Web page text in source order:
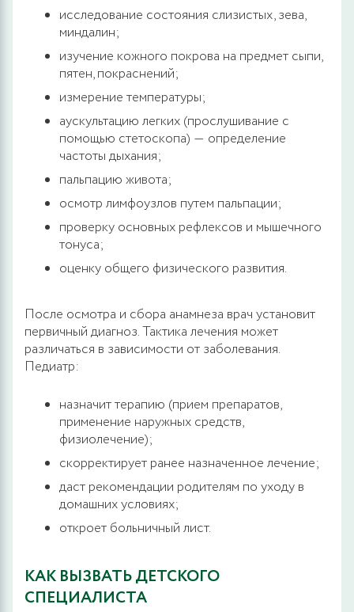
исследование состояния слизистых, зева,
миндалин;
изучение кожного покрова на предмет сыпи,
пятен, покраснений;
измерение температуры;
аускультацию легких (прослушивание с
помощью стетоскопа) ― определение
частоты дыхания;
пальпацию живота;
осмотр лимфоузлов путем пальпации;
проверку основных рефлексов и мышечного
тонуса;
оценку общего физического развития.
После осмотра и сбора анамнеза врач установит
первичный диагноз. Тактика лечения может
различаться в зависимости от заболевания.
Педиатр:
назначит терапию (прием препаратов,
применение наружных средств,
физиолечение);
скорректирует ранее назначенное лечение;
даст рекомендации родителям по уходу в
домашних условиях;
откроет больничный лист.
КАК ВЫЗВАТЬ ДЕТСКОГО
СПЕЦИАЛИСТА